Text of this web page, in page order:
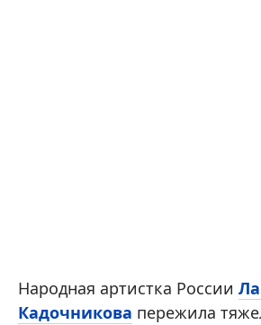
Народная артистка России
Кадочникова пережила